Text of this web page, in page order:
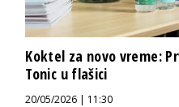
Koktel za novo vreme:
Tonic u flašici
20/05/2026 | 11:30